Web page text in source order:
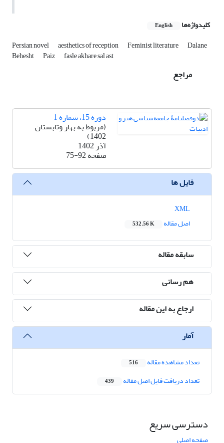
کلیدواژه‌ها English
Persian novel aesthetics of reception Feminist literature Dalane
Behesht Paiz fasle akhare sal ast
مراجع
دوره 15، شماره 1
(مربوط به بهار وتابستان
1402)
آذر 1402
صفحه75-92
فایل ها
اصل مقاله
532.56 K
سابقه مقاله
هم رسانی
ارجاع به این مقاله
آمار
تعداد مشاهده مقاله 516
تعداد دریافت فایل اصل مقاله 439
دسترسی سریع
صفحه اصلی